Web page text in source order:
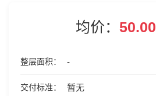
均价： 50.00
整层面积 -
交付标准 暂无